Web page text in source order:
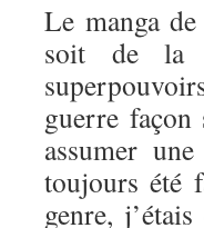
Le manga
soit de la
guerre
assumer
toujours été
genre,